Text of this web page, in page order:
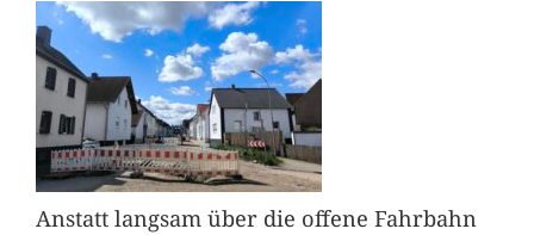
Anstatt langsam über die offene Fahrbahn